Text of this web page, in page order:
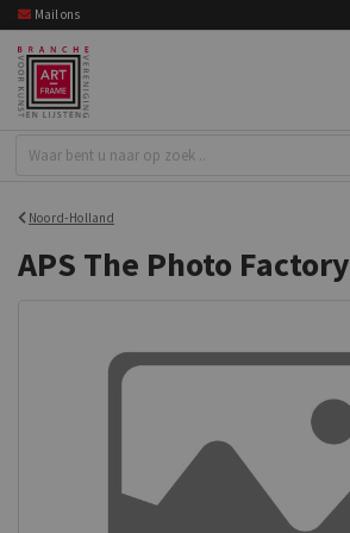
Mail ons
Noord-Holland
APS The Photo Factory